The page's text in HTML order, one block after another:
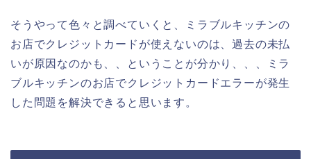
そうやって色々と調べていくと、ミラブルキッチンの
お店でクレジットカードが使えないのは、過去の未払
いが原因なのかも、、ということが分かり、、、ミラ
ブルキッチンのお店でクレジットカードエラーが発生
した問題を解決できると思います。